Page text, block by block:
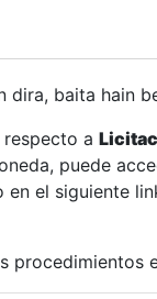
baita hain
a
puede
en el siguiente
procedimientos